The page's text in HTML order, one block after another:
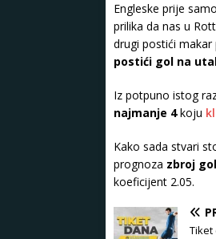
Engleske prije
prilika da nas u
drugi postići
postići gol na
Iz potpuno istog
najmanje 4koju
Kako sada stvari
prognoza zbroj
koeficijent 2.05.
Tiket